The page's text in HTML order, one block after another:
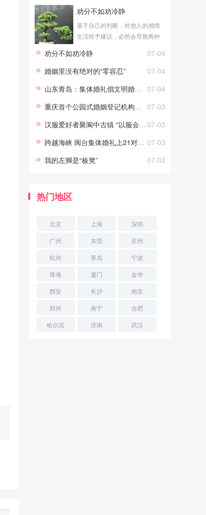
劝分不如劝冷静
基于自己的判断，对他人的感情
生活给予建议，必然会导致两种
分。公平地说，无论劝合还是劝
分，对于当局者都具有积极意
好”，劝
07-04
劝分不如劝冷静
07-04
婚姻里没有绝对的“零容忍”
07-04
山东青岛：集体婚礼倡文明婚庆新风尚
07-03
重庆首个公园式婚姻登记机构正式投用
07-03
汉服爱好者聚阆中古镇 “以服会友”
07-03
跨越海峡 闽台集体婚礼上21对新人结姻缘
07-02
我的左脚是“板凳”
热门地区
北京 上海
深圳
广州
东莞
苏州
杭州
青岛
宁波
珠海
厦门
金华
西安
长沙
南京
郑州
南宁
合肥
哈尔滨
济南 武汉